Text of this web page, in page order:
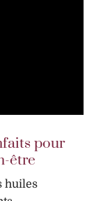
pour
être
huiles